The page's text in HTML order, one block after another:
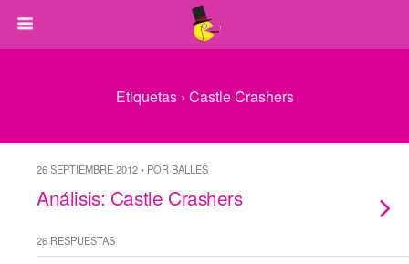
Etiquetas › Castle Crashers
26 SEPTIEMBRE 2012 • POR BALLES
Análisis: Castle Crashers
26 RESPUESTAS